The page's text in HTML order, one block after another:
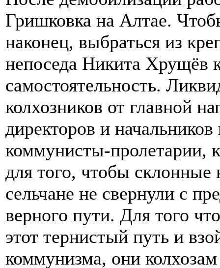
Гришковка на Алтае.
наконец, выбраться из
непоседа Никита Хрущёв
самостоятельность.
колхозников от главной
директоров и
коммунисты-пролетарии,
для того, чтобы
сельчане не свернули с
верного пути. Для того
этот тернистый путь и
коммунизма, они